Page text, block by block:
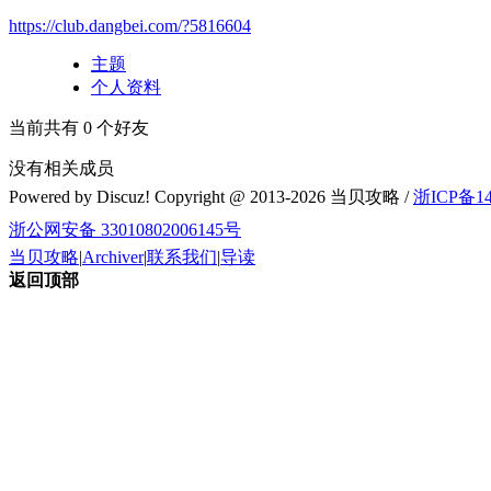
https://club.dangbei.com/?5816604
主题
个人资料
当前共有 0 个好友
没有相关成员
Powered by Discuz! Copyright @ 2013-2026 当贝攻略 /浙ICP备
浙公网安备 33010802006145号
当贝攻略|Archiver|联系我们|导读
返回顶部